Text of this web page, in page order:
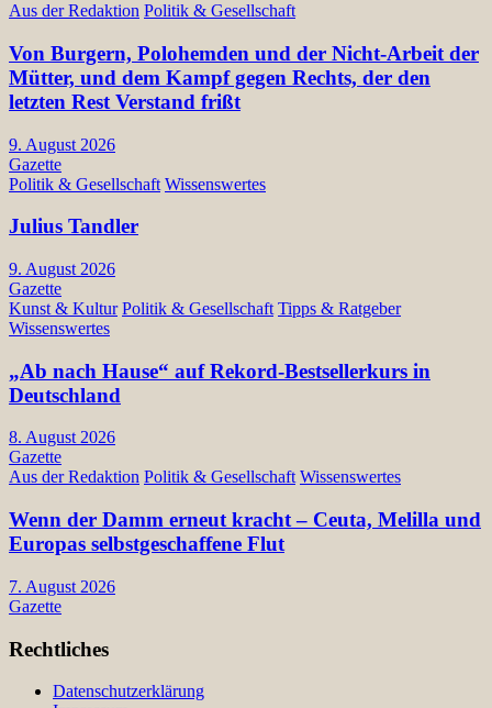
Aus der Redaktion Politik & Gesellschaft
Von Burgern, Polohemden und der Nicht-Arbeit der
Mütter, und dem Kampf gegen Rechts, der den
letzten Rest Verstand frißt
9. August 2026
Gazette
Politik & Gesellschaft Wissenswertes
Julius Tandler
9. August 2026
Gazette
Kunst & Kultur Politik & Gesellschaft Tipps & Ratgeber
Wissenswertes
„Ab nach Hause“ auf Rekord-Bestsellerkurs in
Deutschland
8. August 2026
Gazette
Aus der Redaktion Politik & Gesellschaft Wissenswertes
Wenn der Damm erneut kracht – Ceuta, Melilla und
Europas selbstgeschaffene Flut
7. August 2026
Gazette
Rechtliches
Datenschutzerklärung